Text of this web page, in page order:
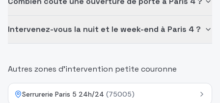
Intervenez-vous la nuit et le week-end à Paris 4 ?
Autres zones d'intervention petite couronne
Serrurerie Paris 5 24h/24 (75005)